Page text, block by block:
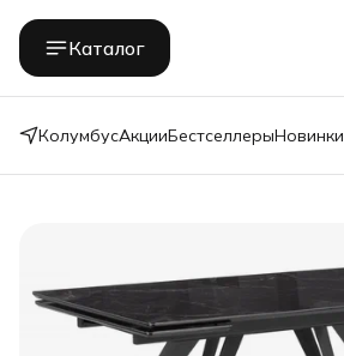
Каталог
КолумбусАкцииБестселлерыНовинки